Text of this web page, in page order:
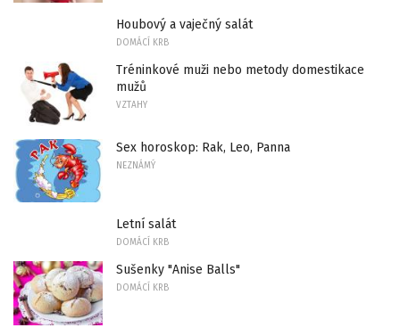
Houbový a vaječný salát
DOMÁCÍ KRB
Tréninkové muži nebo metody domestikace
mužů
VZTAHY
Sex horoskop: Rak, Leo, Panna
NEZNÁMÝ
Letní salát
DOMÁCÍ KRB
Sušenky "Anise Balls"
DOMÁCÍ KRB